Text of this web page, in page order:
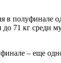
полуфинале
до 71 кг среди
– еще